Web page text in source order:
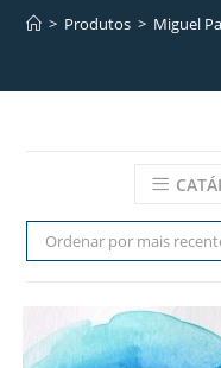
> Produtos > Miguel
Ordenar por mais